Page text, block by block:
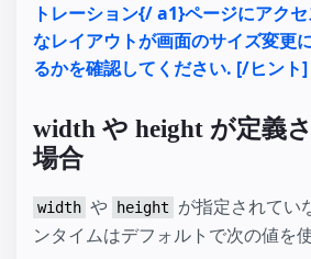
トレーション{/ a1}ページにアク
なレイアウトが画面のサイズ変更
るかを確認してください. [/ヒント]
width や height が定義
場合
width や height
が指定されてい
ンタイムはデフォルトで次の値を